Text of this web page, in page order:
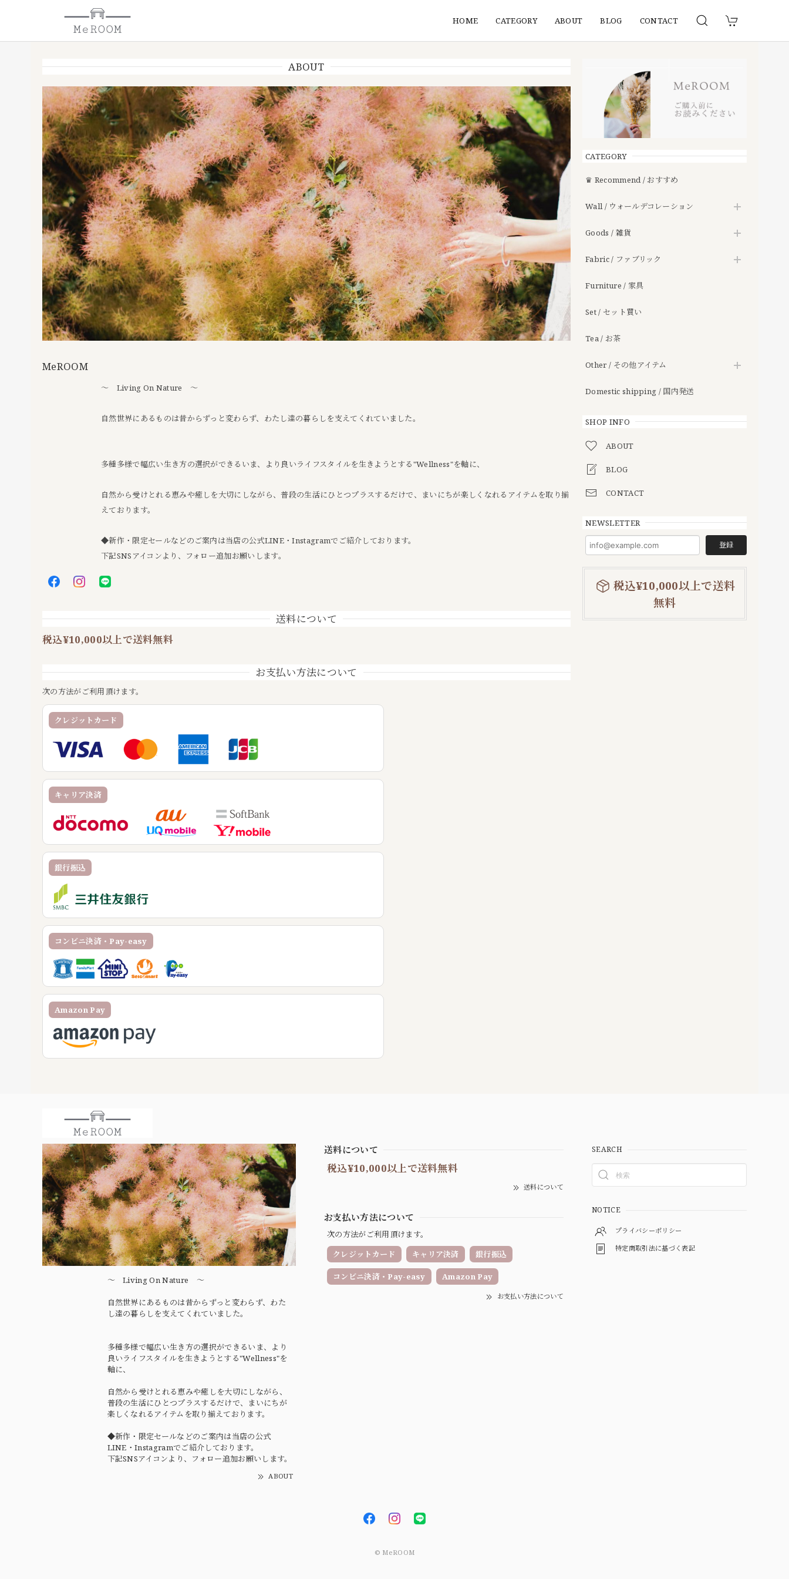
HOME CATEGORY ABOUT BLOG CONTACT
CATEGORY
♛ Recommend / おすすめ
Wall / ウォールデコレーション
Goods / 雑貨
Fabric / ファブリック
Furniture / 家具
Set / セット買い
Tea / お茶
Other / その他アイテム
Domestic shipping / 国内発送
SHOP INFO
ABOUT
BLOG
CONTACT
NEWSLETTER
登録
税込¥10,000以上で送料
無料
ABOUT
MeROOM
〜 Living On Nature 〜
自然世界にあるものは昔からずっと変わらず、わたし達の暮らしを支えてくれていました。
多種多様で幅広い生き方の選択ができるいま、より良いライフスタイルを生きようとする"Wellness"を軸に、
自然から受けとれる恵みや癒しを大切にしながら、普段の生活にひとつプラスするだけで、まいにちが楽しくなれるアイテムを取り揃
えております。
◆新作・限定セールなどのご案内は当店の公式LINE・Instagramでご紹介しております。
下記SNSアイコンより、フォロー追加お願いします。
送料について
税込¥10,000以上で送料無料
お支払い方法について
次の方法がご利用頂けます。
クレジットカード
キャリア決済
銀行振込
コンビニ決済・Pay-easy
Amazon Pay
〜 Living On Nature 〜
自然世界にあるものは昔からずっと変わらず、わた
し達の暮らしを支えてくれていました。
多種多様で幅広い生き方の選択ができるいま、より
良いライフスタイルを生きようとする"Wellness"を
軸に、
自然から受けとれる恵みや癒しを大切にしながら、
普段の生活にひとつプラスするだけで、まいにちが
楽しくなれるアイテムを取り揃えております。
◆新作・限定セールなどのご案内は当店の公式
LINE・Instagramでご紹介しております。
下記SNSアイコンより、フォロー追加お願いします。
ABOUT
送料について
税込¥10,000以上で送料無料
送料について
お支払い方法について
次の方法がご利用頂けます。
クレジットカード
キャリア決済 銀行振込
コンビニ決済・Pay-easy Amazon Pay
お支払い方法について
SEARCH
NOTICE
プライバシーポリシー
特定商取引法に基づく表記
© MeROOM